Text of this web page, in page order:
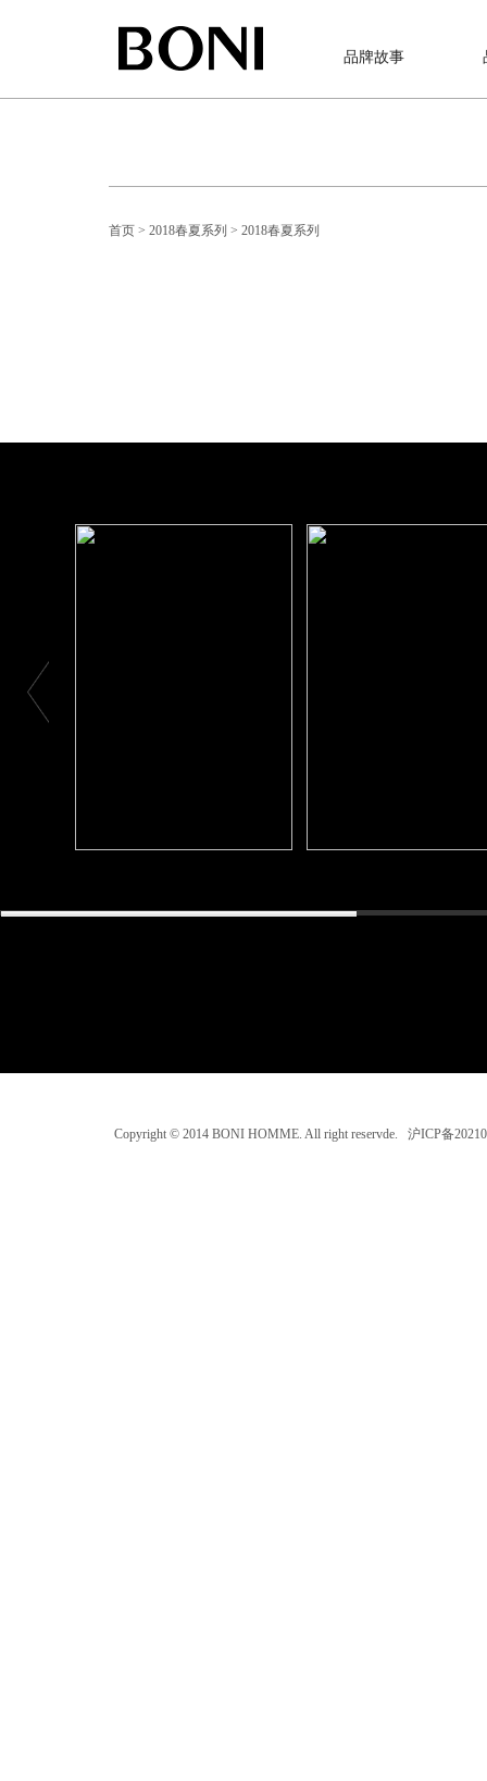
品牌故事
首页 > 2018春夏系列 > 2018春夏系列
Copyright © 2014 BONI HOMME. All right reservde. 沪ICP备